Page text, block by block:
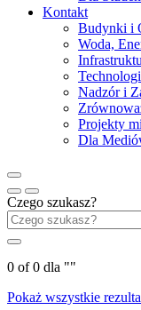
Kontakt
Budynki i
Woda,
Nadzór i
Projekty
Dla
Czego szukasz?
0 of0 dla ""
Pokaż wszystkie